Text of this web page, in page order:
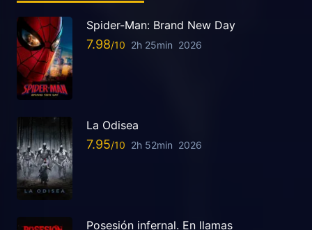
Spider-Man: Brand New Day
7.98 2h 25min 2026
La Odisea
7.95 2h 52min 2026
Posesión infernal. En llamas